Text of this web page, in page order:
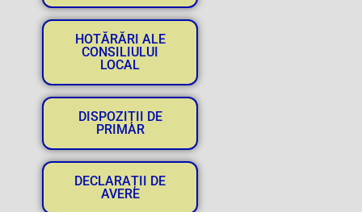
HOTĂRĂRI ALE
CONSILIULUI
LOCAL
DISPOZIȚII DE
PRIMAR
DECLARAȚII DE
AVERE